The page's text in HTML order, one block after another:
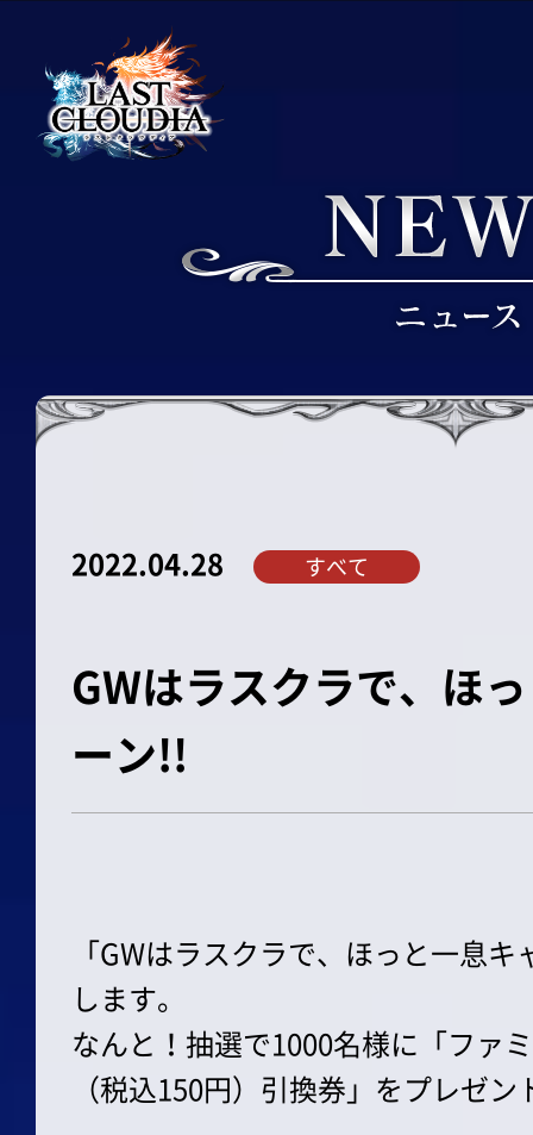
2022.04.28 すべて
GWはラスクラで、ほ
ーン!!
「GWはラスクラで、ほっと一息
します。
なんと！抽選で1000名様に「ファ
（税込150円）引換券」をプレゼン